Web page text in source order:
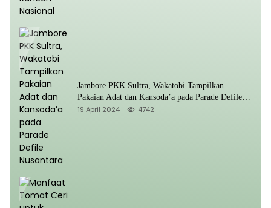
Jambore PKK Sultra, Wakatobi Tampilkan
Pakaian Adat dan Kansoda’a pada Parade Defile
Nusantara
19 April 2024 4742